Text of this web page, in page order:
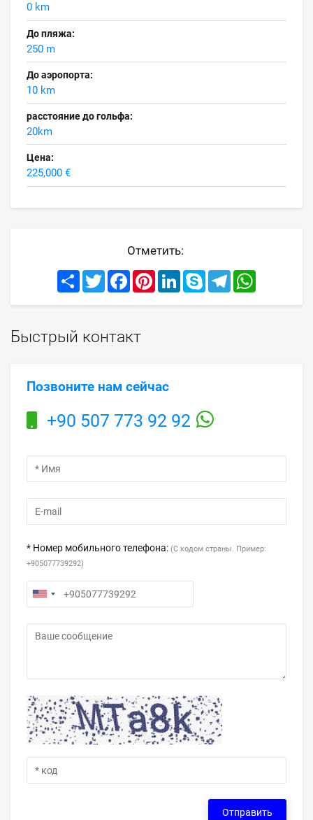
0 km
До пляжа:
250 m
До аэропорта:
10 km
расстояние до гольфа:
20km
Цена:
225,000 €
Отметить:
Share TwitterFacebookPinterestLinkedInSkype Telegram
Быстрый контакт
Позвоните нам сейчас
+90 507 773 92 92
* Номер мобильного телефона: (С кодом страны. Пример:
+905077739292)
Отправить